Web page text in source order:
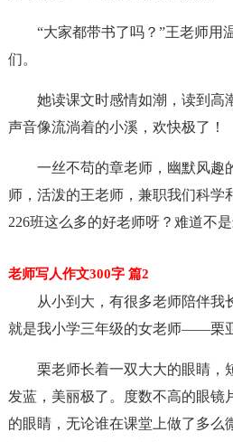
“大家都带书了吗？”王老师用
们。
她读课文时感情如潮，读到高
声音像流淌着的小溪，欢快极了！
一丝不苟的章老师，幽默风趣
师，活泼的王老师，兼职我们科
226班这么多的好老师呀？难道不
老师写人作文300字 篇2
从小到大，有很多老师陪伴我
就是我小学三年级的女老师——栗
栗老师长着一双大大的眼睛，
发蓝，美丽极了。度数不高的眼镜
的眼睛，无论谁在课堂上做了多么